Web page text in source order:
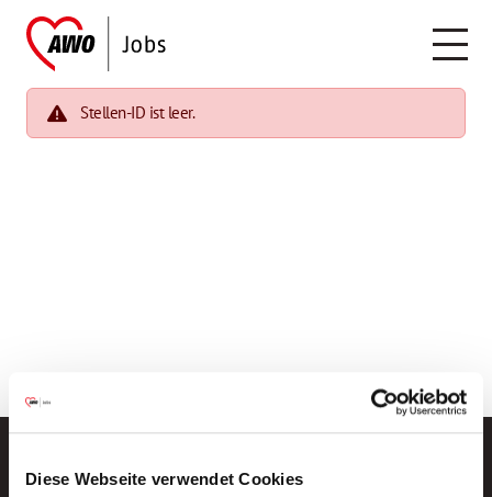
Diese Webseite verwendet Cookies
Stellen-ID ist leer.